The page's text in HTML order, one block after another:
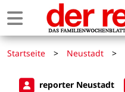
Startseite > Neustadt >
reporter Neustadt